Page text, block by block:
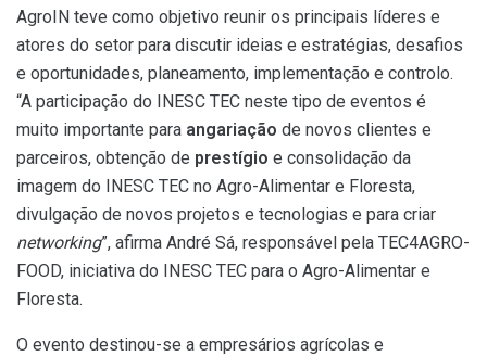
AgroIN teve como objetivo reunir os principais líderes e
atores do setor para discutir ideias e estratégias, desafios
e oportunidades, planeamento, implementação e controlo.
“A participação do INESC TEC neste tipo de eventos é
muito importante para angariação de novos clientes e
parceiros, obtenção de prestígio e consolidação da
imagem do INESC TEC no Agro-Alimentar e Floresta,
divulgação de novos projetos e tecnologias e para criar
networking”, afirma André Sá, responsável pela TEC4AGRO-
FOOD, iniciativa do INESC TEC para o Agro-Alimentar e
Floresta.
O evento destinou-se a empresários agrícolas e